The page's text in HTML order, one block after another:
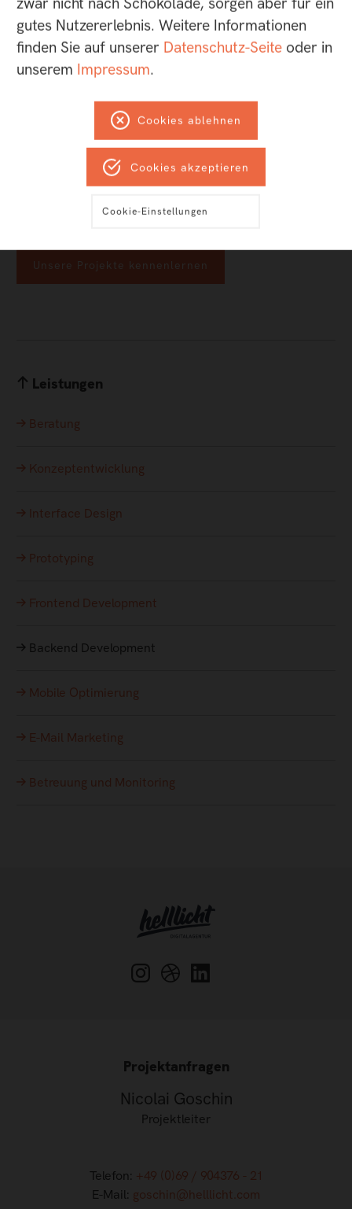
Auf einen Blick
alles aus einer Hand
ideale Ausrichtung von Frontend- und
Backendprozessen
bewährte Komponenten
Entwicklungspartnern
Unsere Projekte kennenlernen
Leistungen
Beratung
Konzeptentwicklung
Interface Design
Prototyping
Frontend Development
Backend Development
Mobile Optimierung
E-Mail Marketing
Betreuung und Monitoring
Projektanfragen
Nicolai Goschin
Projektleiter
Telefon: +49 (0)69 / 904376 - 21
E-Mail: goschin@helllicht.com
gutes Nutzererlebnis. Weitere Informationen
finden Sie auf unserer Datenschutz-Seite oder in
unserem Impressum.
Cookies ablehnen
Cookies akzeptieren
Cookie-Einstellungen